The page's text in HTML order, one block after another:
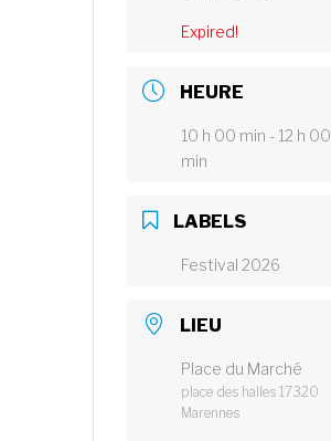
Expired!
HEURE
10 h 00 min - 12 h 00
min
LABELS
Festival 2026
LIEU
Place du Marché
place des halles 17320
Marennes